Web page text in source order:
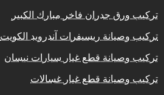
تركيب ورق جدران فاخر مبارك الكبير
تركيب وصيانة ريسيفرات آندرويد الكويت
تركيب وصيانة قطع غيار سيارات نيسان
تركيب وصيانة قطع غيار غسالات